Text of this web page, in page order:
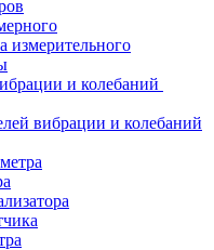
измерительного
и колебаний
вибрации и колебаний